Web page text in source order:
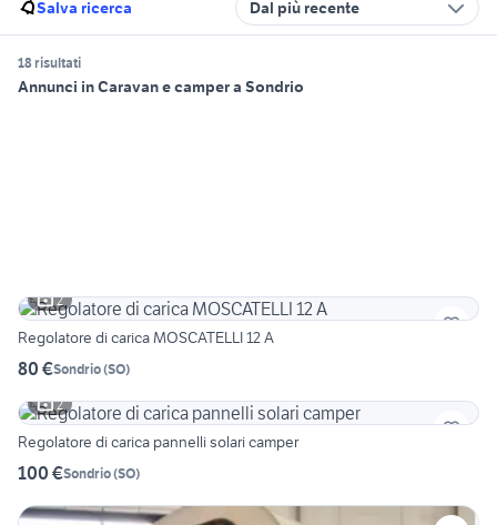
Salva ricerca Dal più recente
18 risultati
Annunci in Caravan e camper a Sondrio
2
Regolatore di carica MOSCATELLI 12 A
80 €Sondrio(SO)
2
Regolatore di carica pannelli solari camper
100 €Sondrio(SO)